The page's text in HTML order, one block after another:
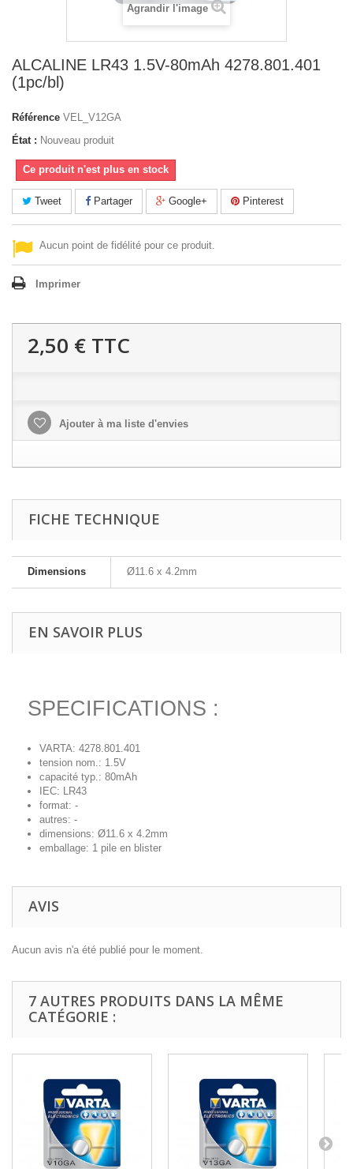
Agrandir l'image
ALCALINE LR43 1.5V-80mAh 4278.801.401
(1pc/bl)
Référence VEL_V12GA
État : Nouveau produit
Ce produit n'est plus en stock
Tweet Partager Google+ Pinterest
Aucun point de fidélité pour ce produit.
Imprimer
2,50 € TTC
Ajouter à ma liste d'envies
FICHE TECHNIQUE
Dimensions Ø11.6 x 4.2mm
EN SAVOIR PLUS
SPECIFICATIONS :
VARTA: 4278.801.401
tension nom.: 1.5V
capacité typ.: 80mAh
IEC: LR43
format: -
autres: -
dimensions: Ø11.6 x 4.2mm
emballage: 1 pile en blister
AVIS
Aucun avis n'a été publié pour le moment.
7 AUTRES PRODUITS DANS LA MÊME
CATÉGORIE :